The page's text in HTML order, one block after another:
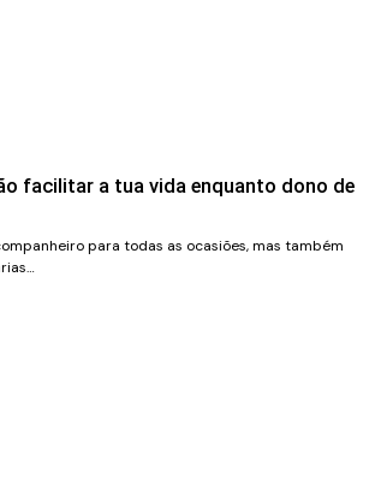
facilitar a tua vida enquanto dono de
para todas as ocasiões, mas também